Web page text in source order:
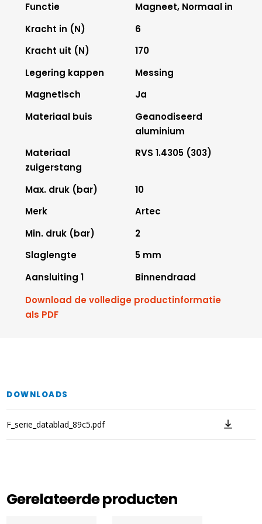
Functie
Magneet, Normaal in
Kracht in (N)
6
Kracht uit (N)
170
Legering kappen
Messing
Magnetisch
Ja
Materiaal buis
Geanodiseerd
aluminium
Materiaal
zuigerstang
RVS 1.4305 (303)
Max. druk (bar)
10
Merk
Artec
Min. druk (bar)
2
Slaglengte
5 mm
Aansluiting 1
Binnendraad
Download de volledige productinformatie
als PDF
DOWNLOADS
F_serie_datablad_89c5.pdf
Gerelateerde producten